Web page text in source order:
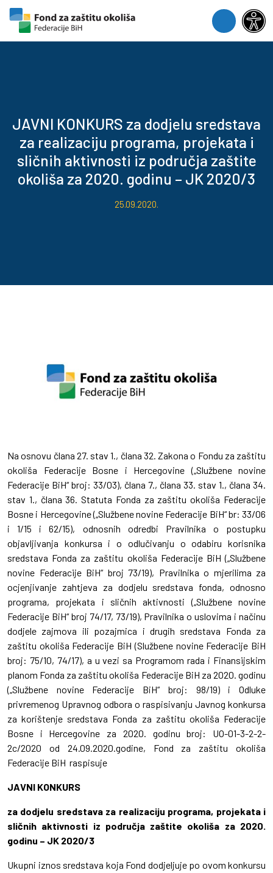
Skip to content
Skip to footer
Menu
JAVNI KONKURS za dodjelu sredstava
za realizaciju programa, projekata i
sličnih aktivnosti iz područja zaštite
okoliša za 2020. godinu – JK 2020/3
25.09.2020.
Na osnovu člana 27. stav 1., člana 32. Zakona o Fondu za zaštitu
okoliša Federacije Bosne i Hercegovine („Službene novine
Federacije BiH“ broj: 33/03), člana 7., člana 33. stav 1., člana 34.
stav 1., člana 36. Statuta Fonda za zaštitu okoliša Federacije
Bosne i Hercegovine („Službene novine Federacije BiH“ br: 33/06
i 1/15 i 62/15), odnosnih odredbi Pravilnika o postupku
objavljivanja konkursa i o odlučivanju o odabiru korisnika
sredstava Fonda za zaštitu okoliša Federacije BiH („Službene
novine Federacije BiH“ broj 73/19), Pravilnika o mjerilima za
ocjenjivanje zahtjeva za dodjelu sredstava fonda, odnosno
programa, projekata i sličnih aktivnosti („Službene novine
Federacije BiH“ broj 74/17, 73/19), Pravilnika o uslovima i načinu
dodjele zajmova ili pozajmica i drugih sredstava Fonda za
zaštitu okoliša Federacije BiH (Službene novine Federacije BiH
broj: 75/10, 74/17), a u vezi sa Programom rada i Finansijskim
planom Fonda za zaštitu okoliša Federacije BiH za 2020. godinu
(„Službene novine Federacije BiH“ broj: 98/19) i Odluke
privremenog Upravnog odbora o raspisivanju Javnog konkursa
za korištenje sredstava Fonda za zaštitu okoliša Federacije
Bosne i Hercegovine za 2020. godinu broj: UO-01-3-2-2-
2c/2020 od 24.09.2020.godine, Fond za zaštitu okoliša
Federacije BiH raspisuje
JAVNI KONKURS
za dodjelu sredstava za realizaciju programa, projekata i
sličnih aktivnosti iz područja zaštite okoliša za 2020.
godinu – JK 2020/3
Ukupni iznos sredstava koja Fond dodjeljuje po ovom konkursu